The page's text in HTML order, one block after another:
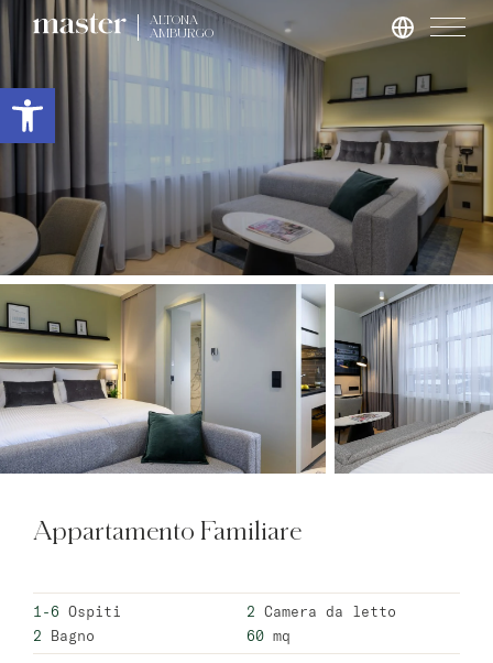
Apri la barra degli strumenti
ALTONA
AMBURGO
Roma
master Trevi
Londra
master St. Paul’s
master Cannon
master Farringdon
Barcellona
master La Rambla
Amburgo
Varsavia
master Wola
Atene
Appartamento Familiare
1-6 Ospiti 2 Camera da letto
2 Bagno 60 mq